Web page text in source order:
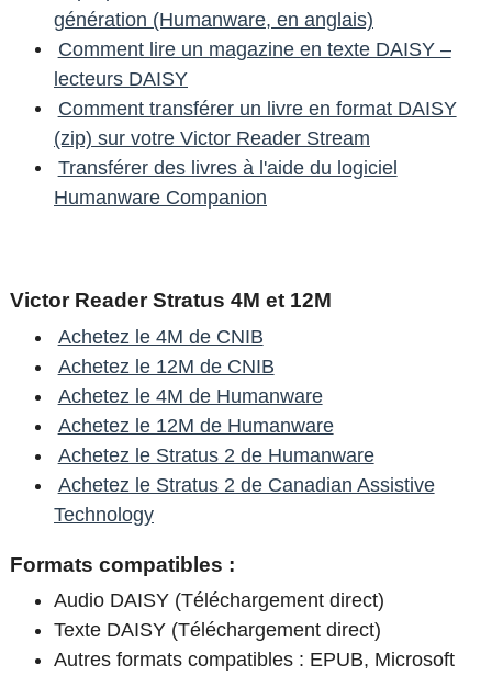
génération (Humanware, en anglais)
Comment lire un magazine en texte DAISY –
lecteurs DAISY
Comment transférer un livre en format DAISY
(zip) sur votre Victor Reader Stream
Transférer des livres à l'aide du logiciel
Humanware Companion
Victor Reader Stratus 4M et 12M
Achetez le 4M de CNIB
Achetez le 12M de CNIB
Achetez le 4M de Humanware
Achetez le 12M de Humanware
Achetez le Stratus 2 de Humanware
Achetez le Stratus 2 de Canadian Assistive
Technology
Formats compatibles :
Audio DAISY (Téléchargement direct)
Texte DAISY (Téléchargement direct)
Autres formats compatibles : EPUB, Microsoft